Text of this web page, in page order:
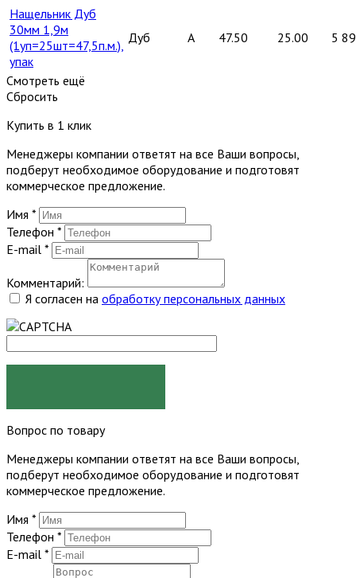
Нащельник Дуб
30мм 1,9м
(1уп=25шт=47,5п.м.),
упак
Дуб A 47.50 25.00 5
Смотреть ещё
Сбросить
Купить в 1 клик
Менеджеры компании ответят на все Ваши вопросы,
подберут необходимое оборудование и подготовят
коммерческое предложение.
Имя *
Телефон *
E-mail *
Комментарий:
Я согласен на обработку персональных данных
Вопрос по товару
Менеджеры компании ответят на все Ваши вопросы,
подберут необходимое оборудование и подготовят
коммерческое предложение.
Имя *
Телефон *
E-mail *